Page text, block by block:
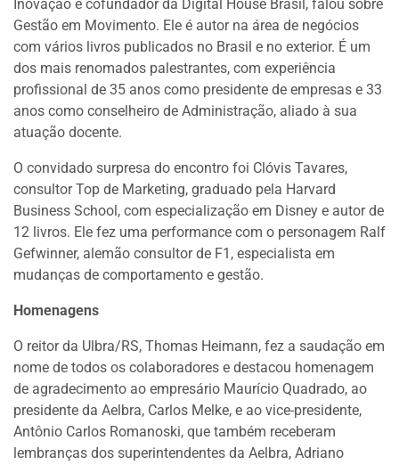
Inovação e cofundador da Digital House Brasil, falou sobre
Gestão em Movimento. Ele é autor na área de negócios
com vários livros publicados no Brasil e no exterior. É um
dos mais renomados palestrantes, com experiência
profissional de 35 anos como presidente de empresas e 33
anos como conselheiro de Administração, aliado à sua
atuação docente.
O convidado surpresa do encontro foi Clóvis Tavares,
consultor Top de Marketing, graduado pela Harvard
Business School, com especialização em Disney e autor de
12 livros. Ele fez uma performance com o personagem Ralf
Gefwinner, alemão consultor de F1, especialista em
mudanças de comportamento e gestão.
Homenagens
O reitor da Ulbra/RS, Thomas Heimann, fez a saudação em
nome de todos os colaboradores e destacou homenagem
de agradecimento ao empresário Maurício Quadrado, ao
presidente da Aelbra, Carlos Melke, e ao vice-presidente,
Antônio Carlos Romanoski, que também receberam
lembranças dos superintendentes da Aelbra, Adriano